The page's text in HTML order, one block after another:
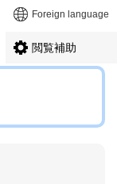
Foreign language
閲覧補助